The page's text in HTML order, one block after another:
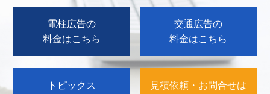
電柱広告の
料金はこちら
交通広告の
料金はこちら
トピックス
見積依頼・お問合せは